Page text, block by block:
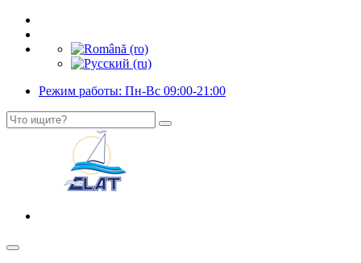
Режим работы: Пн-Вс 09:00-21:00